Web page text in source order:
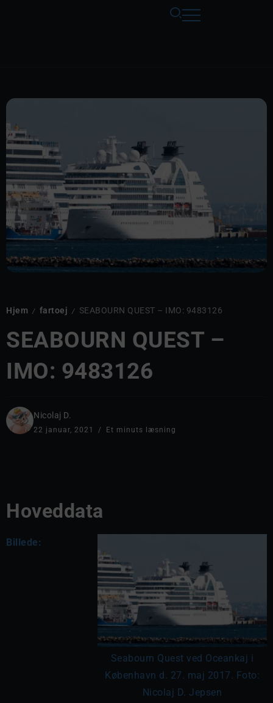
Hjem / fartoej / SEABOURN QUEST – IMO: 9483126
SEABOURN QUEST –
IMO: 9483126
Nicolaj D.
22 januar, 2021 Et minuts læsning
Hoveddata
Billede:
Seabourn Quest ved Oceankaj i
København d. 27. maj 2017. Foto:
Nicolaj D. Jepsen